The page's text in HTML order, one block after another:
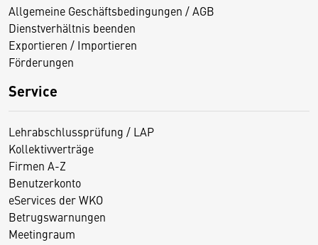
Allgemeine Geschäftsbedingungen / AGB
Dienstverhältnis beenden
Exportieren / Importieren
Förderungen
Service
Lehrabschlussprüfung / LAP
Kollektivverträge
Firmen A-Z
Benutzerkonto
eServices der WKO
Betrugswarnungen
Meetingraum